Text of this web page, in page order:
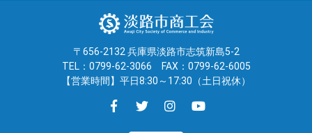
〒656-2132 兵庫県淡路市志筑新島5-2
TEL：0799-62-3066
FAX：0799-62-6005
【営業時間】平日8:30～17:30（土日祝休）